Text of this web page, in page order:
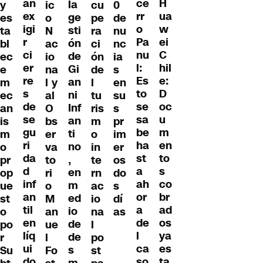
y
es
ta
bl
ec
e
m
ec
an
is
m
o
pr
op
ue
st
o
po
r
Su
an
ex
igi
r
ci
er
re
s
de
se
gu
ri
da
d
inf
an
til
en
líq
ui
ic
o
N
ac
io
na
l y
al
O
bs
er
va
to
ri
o
M
an
ue
l
Fo
la
ge
sti
ón
de
Gi
an
ni
Inf
an
ti
no
,
en
m
ed
io
de
de
s
cu
pe
ra
ci
ón
de
l
tu
ris
m
o
in
te
rn
ac
io
na
l
po
st
0
de
nu
nc
ia
s
en
su
s
pr
im
er
os
do
s
dí
as
ce
rr
o
Pa
nu
l:
Es
to
se
sa
be
ha
st
a
ah
or
a
de
l
ca
H
ua
w
ei
C
hil
e:
D
oc
u
m
en
to
s
co
br
ad
os
ya
es